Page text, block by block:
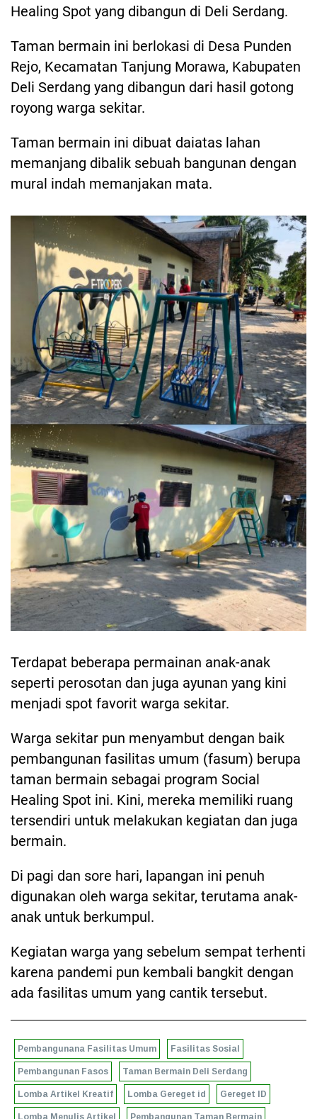
Healing Spot yang dibangun di Deli Serdang.
Taman bermain ini berlokasi di Desa Punden
Rejo, Kecamatan Tanjung Morawa, Kabupaten
Deli Serdang yang dibangun dari hasil gotong
royong warga sekitar.
Taman bermain ini dibuat daiatas lahan
memanjang dibalik sebuah bangunan dengan
mural indah memanjakan mata.
Terdapat beberapa permainan anak-anak
seperti perosotan dan juga ayunan yang kini
menjadi spot favorit warga sekitar.
Warga sekitar pun menyambut dengan baik
pembangunan fasilitas umum (fasum) berupa
taman bermain sebagai program Social
Healing Spot ini. Kini, mereka memiliki ruang
tersendiri untuk melakukan kegiatan dan juga
bermain.
Di pagi dan sore hari, lapangan ini penuh
digunakan oleh warga sekitar, terutama anak-
anak untuk berkumpul.
Kegiatan warga yang sebelum sempat terhenti
karena pandemi pun kembali bangkit dengan
ada fasilitas umum yang cantik tersebut.
Pembangunana Fasilitas Umum Fasilitas Sosial
Pembangunan Fasos Taman Bermain Deli Serdang
Lomba Artikel Kreatif Lomba Gereget id Gereget ID
Lomba Menulis Artikel Pembangunan Taman Bermain